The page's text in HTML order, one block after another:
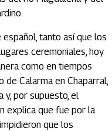
tanto así que los
ceremoniales, hoy
como en tiempos
de Calarma en Chaparral,
y, por supuesto, el
explica que fue por la
que los